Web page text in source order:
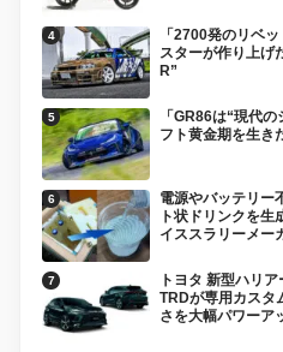
「2700発のリベ
スターが作り上げ
R”
「GR86は“現代
フト黄金期を生き
電源やバッテリー
ト状ドリンクを
イススラリーメー
トヨタ 新型ハリ
TRDが専用カスタ
さを大幅パワーア